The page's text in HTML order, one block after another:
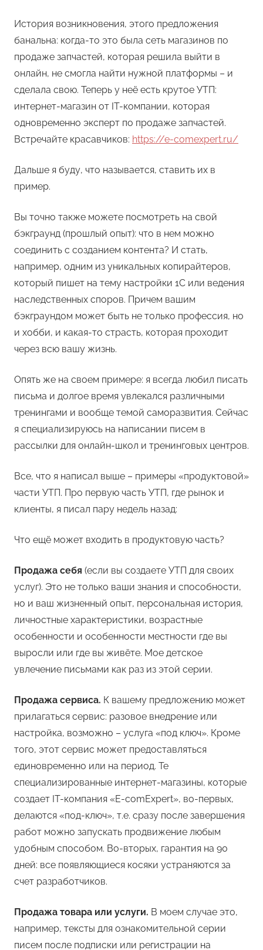
История возникновения, этого предложения
банальна: когда-то это была сеть магазинов по
продаже запчастей, которая решила выйти в
онлайн, не смогла найти нужной платформы – и
сделала свою. Теперь у неё есть крутое УТП:
интернет-магазин от IT-компании, которая
одновременно эксперт по продаже запчастей.
Встречайте красавчиков: https://e-comexpert.ru/
Дальше я буду, что называется, ставить их в
пример.
Вы точно также можете посмотреть на свой
бэкграунд (прошлый опыт): что в нем можно
соединить с созданием контента? И стать,
например, одним из уникальных копирайтеров,
который пишет на тему настройки 1С или ведения
наследственных споров. Причем вашим
бэкграундом может быть не только профессия, но
и хобби, и какая-то страсть, которая проходит
через всю вашу жизнь.
Опять же на своем примере: я всегда любил писать
письма и долгое время увлекался различными
тренингами и вообще темой саморазвития. Сейчас
я специализируюсь на написании писем в
рассылки для онлайн-школ и тренинговых центров.
Все, что я написал выше – примеры «продуктовой»
части УТП. Про первую часть УТП, где рынок и
клиенты, я писал пару недель назад:
Что ещё может входить в продуктовую часть?
Продажа себя (если вы создаете УТП для своих
услуг). Это не только ваши знания и способности,
но и ваш жизненный опыт, персональная история,
личностные характеристики, возрастные
особенности и особенности местности где вы
выросли или где вы живёте. Мое детское
увлечение письмами как раз из этой серии.
Продажа сервиса. К вашему предложению может
прилагаться сервис: разовое внедрение или
настройка, возможно – услуга «под ключ». Кроме
того, этот сервис может предоставляться
единовременно или на период. Те
специализированные интернет-магазины, которые
создает IT-компания «E-comExpert», во-первых,
делаются «под-ключ», т.е. сразу после завершения
работ можно запускать продвижение любым
удобным способом. Во-вторых, гарантия на 90
дней: все появляющиеся косяки устраняются за
счет разработчиков.
Продажа товара или услуги. В моем случае это,
например, тексты для ознакомительной серии
писем после подписки или регистрации на